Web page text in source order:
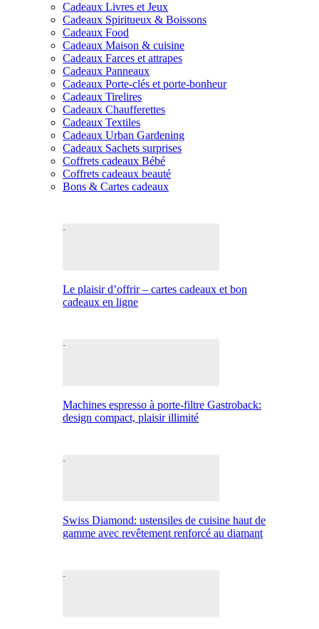
Cadeaux Livres et Jeux
Cadeaux Spiritueux & Boissons
Cadeaux Food
Cadeaux Maison & cuisine
Cadeaux Farces et attrapes
Cadeaux Panneaux
Cadeaux Porte-clés et porte-bonheur
Cadeaux Tirelires
Cadeaux Chaufferettes
Cadeaux Textiles
Cadeaux Urban Gardening
Cadeaux Sachets surprises
Coffrets cadeaux Bébé
Coffrets cadeaux beauté
Bons & Cartes cadeaux
Le plaisir d’offrir – cartes cadeaux et bon
cadeaux en ligne
Machines espresso à porte-filtre Gastroback:
design compact, plaisir illimité
Swiss Diamond: ustensiles de cuisine haut de
gamme avec revêtement renforcé au diamant